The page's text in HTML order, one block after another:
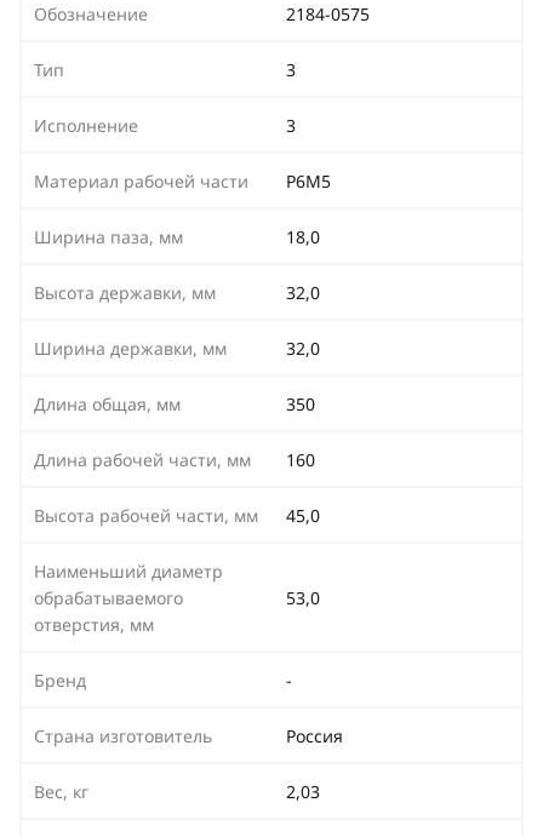
Обозначение 2184-0575
Тип 3
Исполнение 3
Материал рабочей части Р6М5
Ширина паза, мм 18,0
Высота державки, мм 32,0
Ширина державки, мм 32,0
Длина общая, мм 350
Длина рабочей части, мм 160
Высота рабочей части, мм 45,0
Наименьший диаметр
обрабатываемого
отверстия, мм
53,0
Бренд -
Страна изготовитель Россия
Вес, кг 2,03